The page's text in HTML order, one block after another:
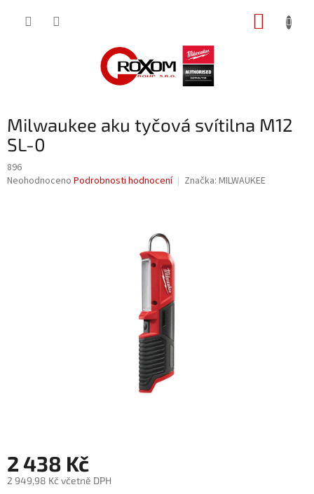
Milwaukee aku tyčová svítilna M12
SL-0
896
Průměrné
Neohodnoceno Podrobnosti hodnocení Značka: MILWAUKEE
2 438 Kč
2 949,98 Kč včetně DPH